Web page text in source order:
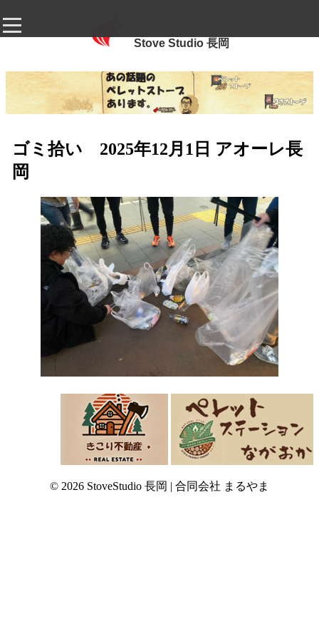
Stove Studio 長岡
ゴミ拾い 2025年12月1日 アオーレ長
岡
© 2026 StoveStudio 長岡 | 合同会社 まるやま